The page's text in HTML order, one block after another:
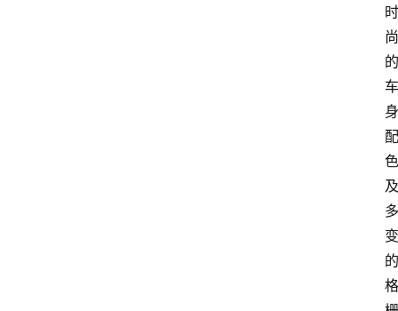
时
尚
的
车
身
配
色
及
多
变
的
格